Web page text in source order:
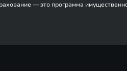
— это программа